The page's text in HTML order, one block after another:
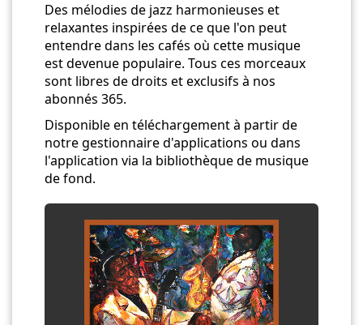
Des mélodies de jazz harmonieuses et
relaxantes inspirées de ce que l'on peut
entendre dans les cafés où cette musique
est devenue populaire. Tous ces morceaux
sont libres de droits et exclusifs à nos
abonnés 365.
Disponible en téléchargement à partir de
notre gestionnaire d'applications ou dans
l'application via la bibliothèque de musique
de fond.